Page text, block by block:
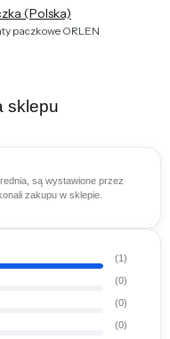
(Polska)
paczkowe ORLEN
sklepu
są wystawione przez
zakupu w sklepie.
(1)
(0)
(0)
(0)